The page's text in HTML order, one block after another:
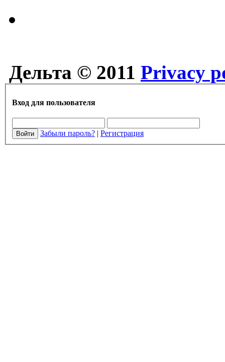
Дельта © 2011 Privacy
Вход для пользователя
Забыли пароль? | Регистрация